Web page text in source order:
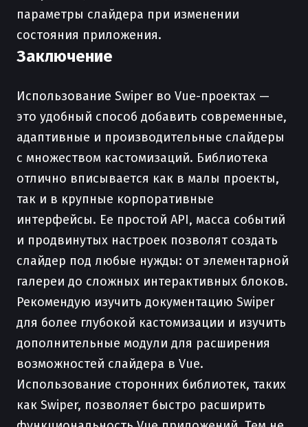
параметры слайдера при изменении
состояния приложения.
Заключение
Использование Swiper во Vue-проектах —
это удобный способ добавить современные,
адаптивные и производительные слайдеры
с множеством кастомизаций. Библиотека
отлично вписывается как в малы проекты,
так и в крупные корпоративные
интерфейсы. Ее простой API, масса событий
и продвинутых настроек позволят создать
слайдер под любые нужды: от элементарной
галереи до сложных интерактивных блоков.
Рекомендую изучить документацию Swiper
для более глубокой кастомизации и изучить
дополнительные модули для расширения
возможностей слайдера в Vue.
Использование сторонних библиотек, таких
как Swiper, позволяет быстро расширить